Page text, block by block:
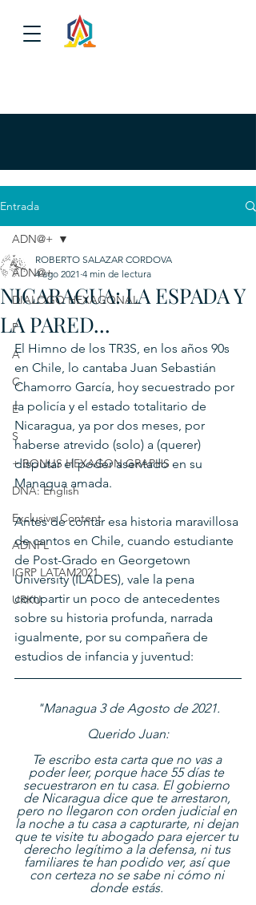
Entrada
ADN@+
DIALOGO HEXAGONAL
P
A
C
E
S
+ BONUS HEXAGON GRAPHS
DNA: English
Exclusive Content
ADNPL
IGRP LATAM2021
URKU
ADN@+
NICARAGUA: LA ESPADA Y
LA PARED...
ROBERTO SALAZAR CORDOVA
4 ago 2021 4 min de lectura
El Himno de los TR3S, en los años 90s
en Chile, lo cantaba Juan Sebastián
Chamorro García, hoy secuestrado por
la policía y el estado totalitario de
Nicaragua, ya por dos meses, por
haberse atrevido (solo) a (querer)
disputar el poder asentado en su
Managua amada.
Antes de contar esa historia maravillosa
de cantos en Chile, cuando estudiante
de Post-Grado en Georgetown
University (ILADES), vale la pena
compartir un poco de antecedentes
sobre su historia profunda, narrada
igualmente, por su compañera de
estudios de infancia y juventud:
"Managua 3 de Agosto de 2021.
Querido Juan:
Te escribo esta carta que no vas a
poder leer, porque hace 55 días te
secuestraron en tu casa. El gobierno
de Nicaragua dice que te arrestaron,
pero no llegaron con orden judicial en
la noche a tu casa a capturarte, ni dejan
que te visite tu abogado para ejercer tu
derecho legítimo a la defensa, ni tus
familiares te han podido ver, así que
con certeza no se sabe ni cómo ni
donde estás.